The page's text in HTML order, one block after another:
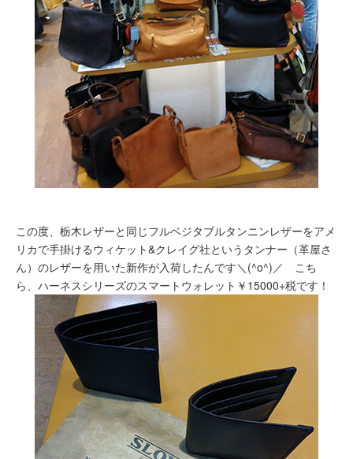
この度、栃木レザーと同じフルベジタブルタンニンレザーをアメ
リカで手掛けるウィケット&クレイグ社というタンナー（革屋さ
ん）のレザーを用いた新作が入荷したんです＼(^o^)／ こち
ら、ハーネスシリーズのスマートウォレット￥15000+税です！